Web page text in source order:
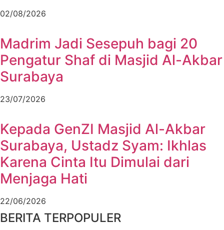
02/08/2026
Madrim Jadi Sesepuh bagi 20
Pengatur Shaf di Masjid Al-Akbar
Surabaya
23/07/2026
Kepada GenZI Masjid Al-Akbar
Surabaya, Ustadz Syam: Ikhlas
Karena Cinta Itu Dimulai dari
Menjaga Hati
22/06/2026
BERITA TERPOPULER